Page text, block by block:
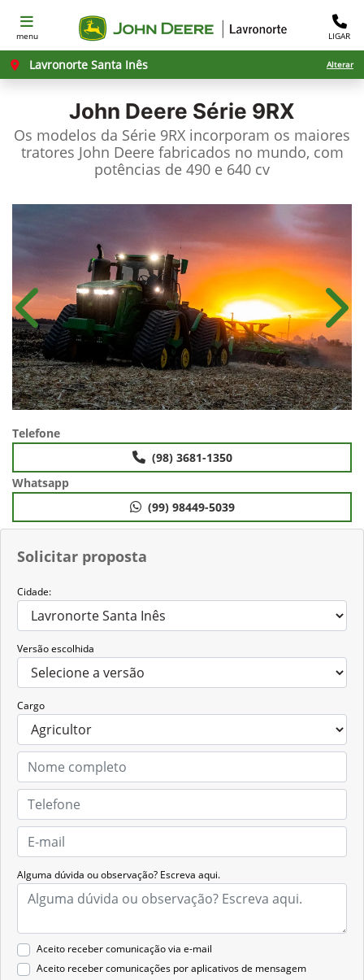
menu LIGAR
Lavronorte Santa Inês Alterar
John Deere Série 9RX
Os modelos da Série 9RX incorporam os maiores
tratores John Deere fabricados no mundo, com
potências de 490 e 640 cv
Solicitar proposta
Cidade:
Versão escolhida
Cargo
Alguma dúvida ou observação? Escreva aqui.
Aceito receber comunicação via e-mail
Aceito receber comunicações por aplicativos de mensagem
Anterior
Telefone
(98) 3681-1350
Whatsapp
(99) 98449-5039